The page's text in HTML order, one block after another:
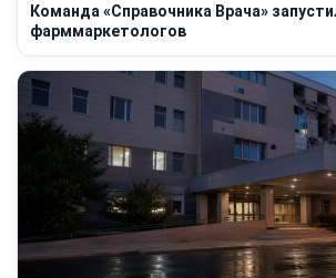
Команда «Справочника Врача»
фарммаркетологов